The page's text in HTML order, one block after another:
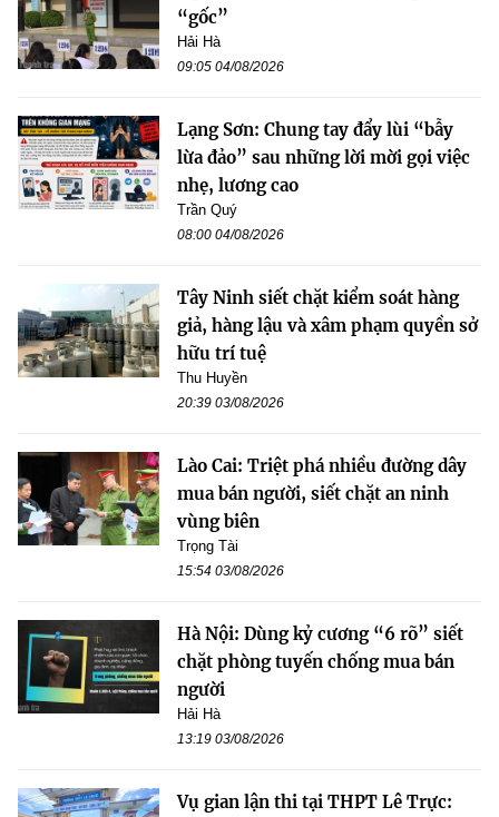
“gốc”
Hải Hà
09:05 04/08/2026
Lạng Sơn: Chung tay đẩy lùi “bẫy
lừa đảo” sau những lời mời gọi việc
nhẹ, lương cao
Trần Quý
08:00 04/08/2026
Tây Ninh siết chặt kiểm soát hàng
giả, hàng lậu và xâm phạm quyền sở
hữu trí tuệ
Thu Huyền
20:39 03/08/2026
Lào Cai: Triệt phá nhiều đường dây
mua bán người, siết chặt an ninh
vùng biên
Trọng Tài
15:54 03/08/2026
Hà Nội: Dùng kỷ cương “6 rõ” siết
chặt phòng tuyến chống mua bán
người
Hải Hà
13:19 03/08/2026
Vụ gian lận thi tại THPT Lê Trực: